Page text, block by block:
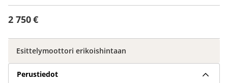
2 750 €
Esittelymoottori erikoishintaan
Perustiedot